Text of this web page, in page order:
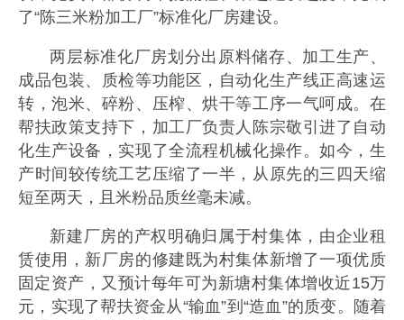
了“陈三米粉加工厂”标准化厂房建设。
两层标准化厂房划分出原料储存、加工生产、
成品包装、质检等功能区，自动化生产线正高速运
转，泡米、碎粉、压榨、烘干等工序一气呵成。在
帮扶政策支持下，加工厂负责人陈宗敬引进了自动
化生产设备，实现了全流程机械化操作。如今，生
产时间较传统工艺压缩了一半，从原先的三四天缩
短至两天，且米粉品质丝毫未减。
新建厂房的产权明确归属于村集体，由企业租
赁使用，新厂房的修建既为村集体新增了一项优质
固定资产，又预计每年可为新塘村集体增收近15万
元，实现了帮扶资金从“输血”到“造血”的质变。随着